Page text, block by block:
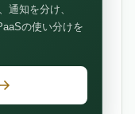
通知を分け、
の使い分けを